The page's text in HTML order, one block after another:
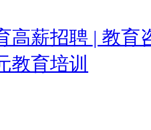
高薪招聘 | 教育
教育培训